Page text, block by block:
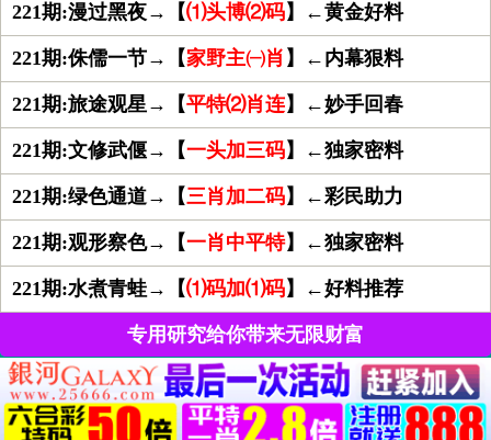
221期:漫过黑夜→【⑴头博⑵码】←黄金好料
221期:侏儒一节→【家野主㈠肖 】←内幕狠料
221期:旅途观星→【平特⑵肖连】←妙手回春
221期:文修武偃→【一头加三码】←独家密料
221期:绿色通道→【三肖加二码】←彩民助力
221期:观形察色→【一肖中平特】←独家密料
221期:水煮青蛙→【⑴码加⑴码】←好料推荐
专用研究给你带来无限财富